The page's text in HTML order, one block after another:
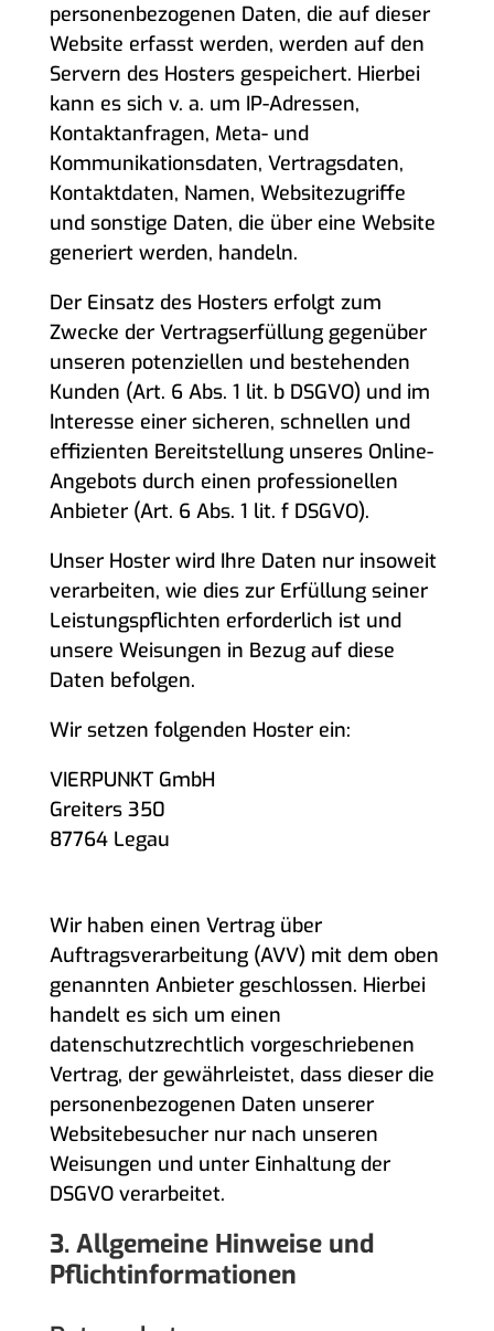
personenbezogenen Daten, die auf dieser
Website erfasst werden, werden auf den
Servern des Hosters gespeichert. Hierbei
kann es sich v. a. um IP-Adressen,
Kontaktanfragen, Meta- und
Kommunikationsdaten, Vertragsdaten,
Kontaktdaten, Namen, Websitezugriffe
und sonstige Daten, die über eine Website
generiert werden, handeln.
Der Einsatz des Hosters erfolgt zum
Zwecke der Vertragserfüllung gegenüber
unseren potenziellen und bestehenden
Kunden (Art. 6 Abs. 1 lit. b DSGVO) und im
Interesse einer sicheren, schnellen und
effizienten Bereitstellung unseres Online-
Angebots durch einen professionellen
Anbieter (Art. 6 Abs. 1 lit. f DSGVO).
Unser Hoster wird Ihre Daten nur insoweit
verarbeiten, wie dies zur Erfüllung seiner
Leistungspflichten erforderlich ist und
unsere Weisungen in Bezug auf diese
Daten befolgen.
Wir setzen folgenden Hoster ein:
VIERPUNKT GmbH
Greiters 350
87764 Legau
Wir haben einen Vertrag über
Auftragsverarbeitung (AVV) mit dem oben
genannten Anbieter geschlossen. Hierbei
handelt es sich um einen
datenschutzrechtlich vorgeschriebenen
Vertrag, der gewährleistet, dass dieser die
personenbezogenen Daten unserer
Websitebesucher nur nach unseren
Weisungen und unter Einhaltung der
DSGVO verarbeitet.
3. Allgemeine Hinweise und
Pflicht­informationen